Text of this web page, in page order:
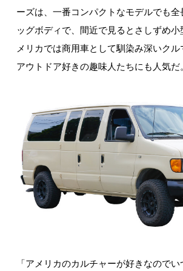
ーズは、一番コンパクトなモデルでも
ッグボディで、間近で見るとさしずめ
メリカでは商用車として馴染み深いク
アウトドア好きの趣味人たちにも人気だ
「アメリカのカルチャーが好きなので